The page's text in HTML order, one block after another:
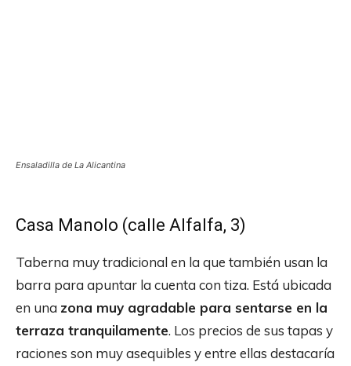
Ensaladilla de La Alicantina
Casa Manolo (calle Alfalfa, 3)
Taberna muy tradicional en la que también usan la
barra para apuntar la cuenta con tiza. Está ubicada
en una zona muy agradable para sentarse en la
terraza tranquilamente. Los precios de sus tapas y
raciones son muy asequibles y entre ellas destacaría